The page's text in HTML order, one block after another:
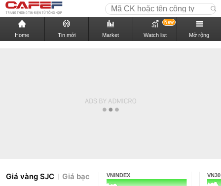
Home Tin mới Market Watch list
New
Mở rộng
Giá vàng SJC Giá bạc VNINDEX VN30